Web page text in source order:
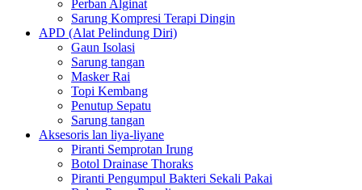
Perban Alginat
Sarung Kompresi Terapi Dingin
APD (Alat Pelindung Diri)
Gaun Isolasi
Sarung tangan
Masker Rai
Topi Kembang
Penutup Sepatu
Sarung tangan
Aksesoris lan liya-liyane
Piranti Semprotan Irung
Botol Drainase Thoraks
Piranti Pengumpul Bakteri Sekali Pakai